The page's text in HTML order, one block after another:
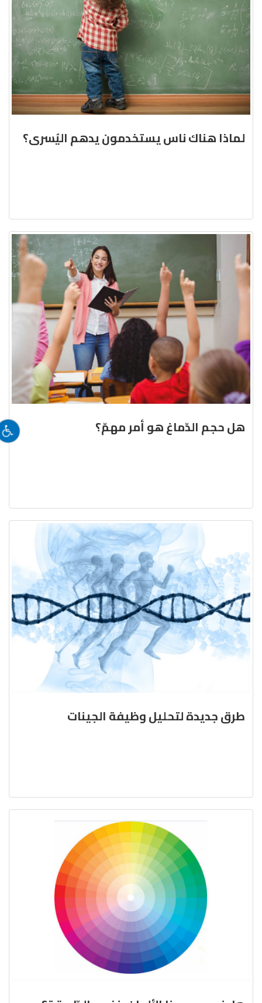
لماذا هناك ناس يستخدمون يدهم اليُسرى؟
هل حجم الدّماغ هو أمر مهمّ؟
طرق جديدة لتحليل وظيفة الجينات